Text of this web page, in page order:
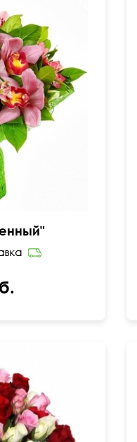
орхидеи, сизаль,
см